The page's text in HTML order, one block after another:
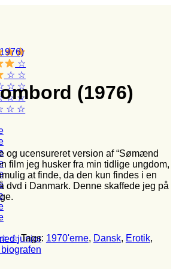
☆
☆ ☆
☆ ☆
☆ ☆
☆ ☆
junior
(1976)
og ucensureret version af “Sømænd
film jeg husker fra min tidlige ungdom,
at finde, da den kun findes i en
dvd i Danmark. Denne skaffede jeg på
☆ Tags: 1970'erne, Dansk, Erotik,